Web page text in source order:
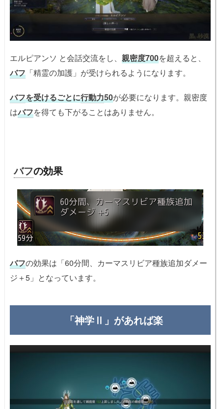
エルピアンソ と会話交流をし、 親密度700を超えると、
バフ 「精霊の加護」が受けられるようになります。
バフを受けるごとに行動力50が必要になります。親密度
はバフを得ても下がることはありません。
バフの効果
バフの効果は「60分間、カーマスリビア種族追加ダメー
ジ＋5」となっています。
「神学Ⅱ」があれば楽